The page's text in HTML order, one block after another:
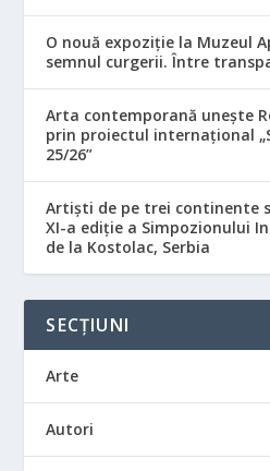
O nouă expoziție la Muzeul
semnul curgerii. Între
Arta contemporană unește
prin proiectul internațional
25/26”
Artiști de pe trei continente
XI-a ediție a Simpozionului
de la Kostolac, Serbia
SECȚIUNI
Arte
Autori